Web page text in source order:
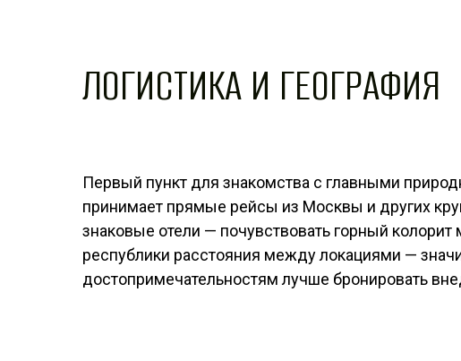
ЛОГИСТИКА И ГЕОГРАФИЯ
Первый пункт для знакомства с главными
принимает прямые рейсы из Москвы и других
знаковые отели — почувствовать горный
республики расстояния между локациями —
достопримечательностям лучше бронировать